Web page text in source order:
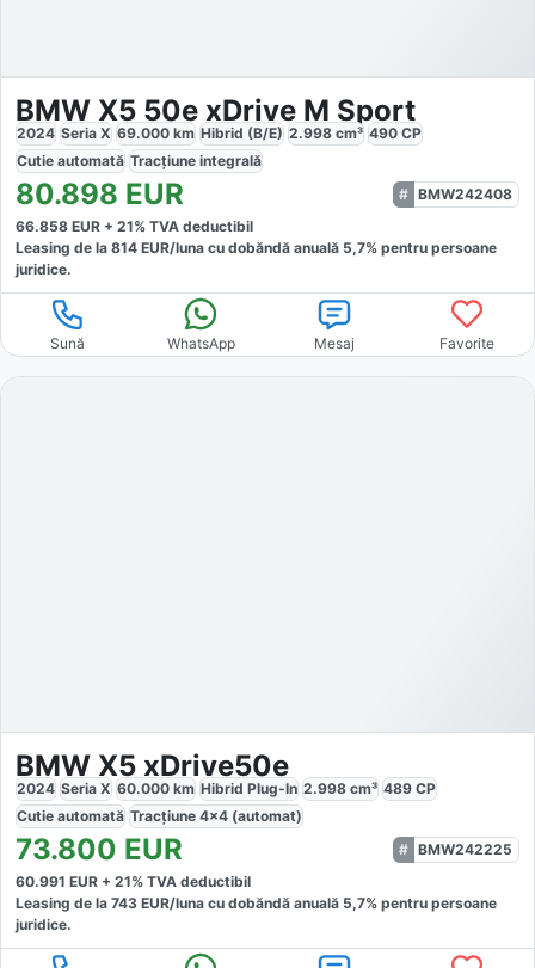
BMW X5 50e xDrive M Sport
2024 Seria X 69.000 km Hibrid (B/E) 2.998 cm³ 490 CP
Cutie automată Tracțiune integrală
80.898 EUR
BMW242408
66.858 EUR + 21% TVA deductibil
Leasing de la 814 EUR/luna cu dobăndă anuală 5,7% pentru persoane
juridice.
Sună WhatsApp Mesaj Favorite
BMW X5 xDrive50e
2024 Seria X 60.000 km Hibrid Plug-In 2.998 cm³ 489 CP
Cutie automată Tracțiune 4x4 (automat)
73.800 EUR
BMW242225
60.991 EUR + 21% TVA deductibil
Leasing de la 743 EUR/luna cu dobăndă anuală 5,7% pentru persoane
juridice.